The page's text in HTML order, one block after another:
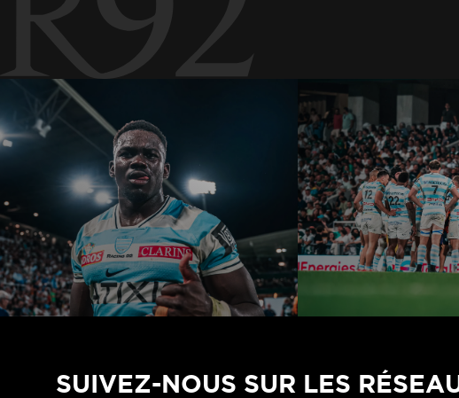
SUIVEZ-NOUS SUR LES